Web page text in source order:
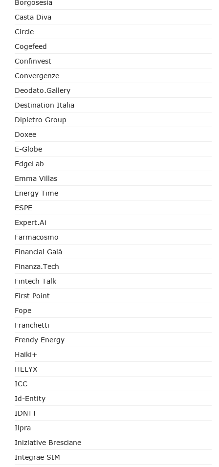
Borgosesia
Casta Diva
Circle
Cogefeed
Confinvest
Convergenze
Deodato.Gallery
Destination Italia
Dipietro Group
Doxee
E-Globe
EdgeLab
Emma Villas
Energy Time
ESPE
Expert.ai
Farmacosmo
Financial Galà
Finanza.tech
Fintech Talk
First Point
Fope
Franchetti
Frendy Energy
Haiki+
HELYX
ICC
Id-Entity
IDNTT
Ilpra
Iniziative Bresciane
Integrae SIM